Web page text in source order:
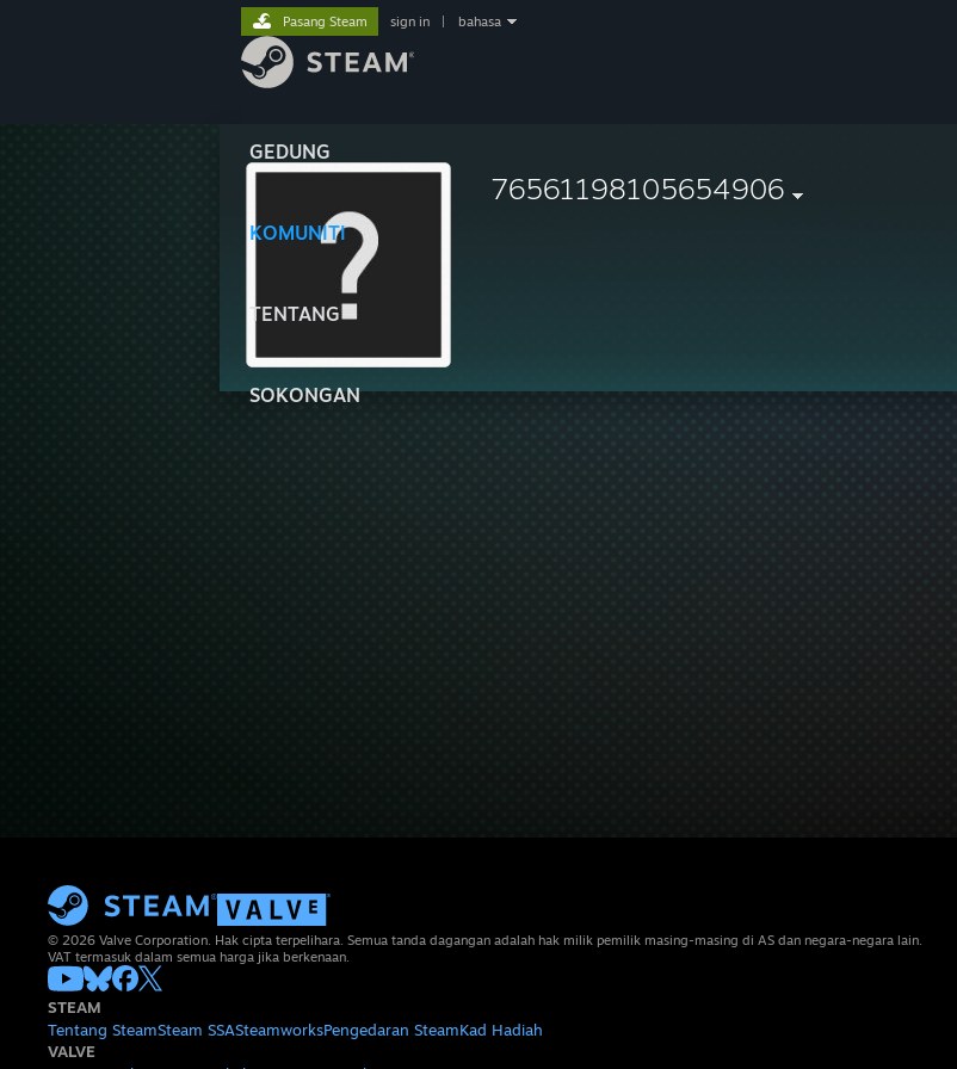
GEDUNG
KOMUNITI
TENTANG
SOKONGAN
Pasang Steam sign in bahasa
76561198105654906
© 2026 Valve Corporation. Hak cipta terpelihara. Semua tanda dagangan adalah hak milik pemilik masing-masing di AS dan negara-negara lain.
VAT termasuk dalam semua harga jika berkenaan.
STEAM
Tentang SteamSteam SSASteamworksPengedaran SteamKad Hadiah
VALVE